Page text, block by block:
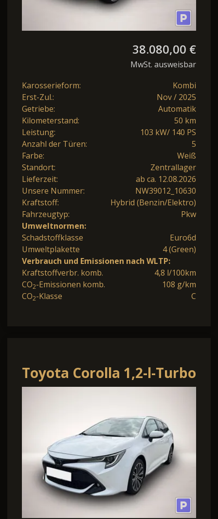
38.080,00 €
MwSt. ausweisbar
Karosserieform:
Kombi
Erst-Zul.:
Nov / 2025
Getriebe:
Automatik
Kilometerstand:
50 km
Leistung:
103 kW/ 140 PS
Anzahl der Türen:
5
Farbe:
Weiß
Standort:
Zentrallager
Lieferzeit:
ab ca. 12.08.2026
Unsere Nummer:
NW39012_10630
Kraftstoff:
Hybrid (Benzin/Elektro)
Fahrzeugtyp:
Pkw
Umweltnormen:
Schadstoffklasse
Euro6d
Umweltplakette
4 (Green)
Verbrauch und Emissionen nach WLTP:
Kraftstoffverbr. komb.
4,8 l/100km
CO2-Emissionen komb.
108 g/km
CO2-Klasse C
Toyota Corolla 1,2-l-Turbo
TS Team D Technik Paket